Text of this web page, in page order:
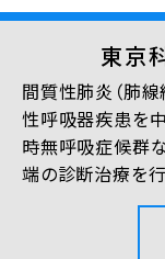
東京
間質性肺炎（肺
性呼吸器疾患を中
時無呼吸症候群
端の診断治療を行